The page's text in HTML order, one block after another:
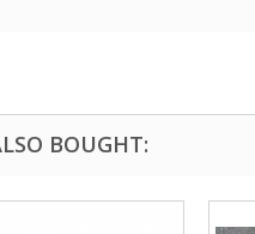
BOUGHT: